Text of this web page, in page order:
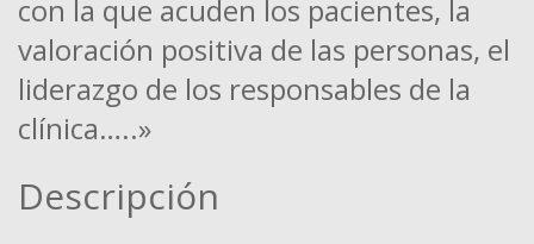
con la que acuden los pacientes, la
valoración positiva de las personas, el
liderazgo de los responsables de la
clínica…..»
Descripción